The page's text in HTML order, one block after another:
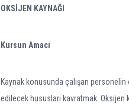
OKSİJEN KAYNAĞI
Kursun Amacı
Kaynak konusunda çalışan
edilecek hususları kavratmak. Oksijen